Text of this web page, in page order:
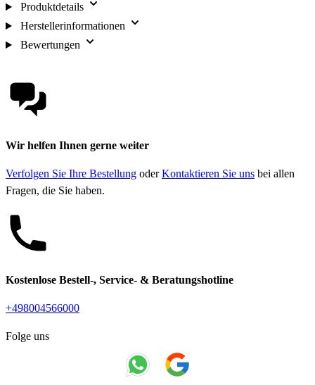
Produktdetails
Herstellerinformationen
Bewertungen
Wir helfen Ihnen gerne weiter
Verfolgen Sie Ihre Bestellung oderKontaktieren Sie uns bei allen
Fragen, die Sie haben.
Kostenlose Bestell-, Service- & Beratungshotline
+498004566000
Folge uns